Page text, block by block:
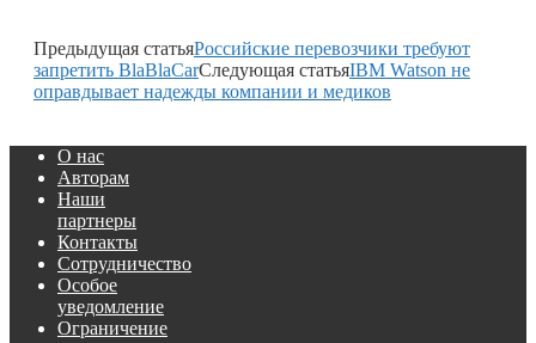
Предыдущая статьяРоссийские перевозчики требуют
запретить BlaBlaCarСледующая статьяIBM Watson не
оправдывает надежды компании и медиков
О нас
Авторам
Наши
партнеры
Контакты
Сотрудничество
Особое
уведомление
Ограничение